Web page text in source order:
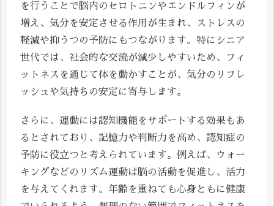
を行うことで脳内のセロトニンやエンドルフィンが
増え、気分を安定させる作用が生まれ、ストレスの
軽減や抑うつの予防にもつながります。特にシニア
世代では、社会的な交流が減少しやすいため、フィ
ットネスを通じて体を動かすことが、気分のリフレ
ッシュや気持ちの安定に寄与します。
さらに、運動には認知機能をサポートする効果もあ
るとされており、記憶力や判断力を高め、認知症の
予防に役立つと考えられています。例えば、ウォー
キングなどのリズム運動は脳の活動を促進し、活力
を与えてくれます。年齢を重ねても心身ともに健康